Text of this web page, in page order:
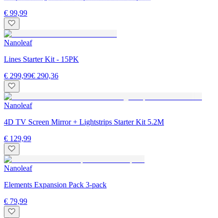
€ 99,99
Nanoleaf
Lines Starter Kit - 15PK
€ 299,99€ 290,36
Nanoleaf
4D TV Screen Mirror + Lightstrips Starter Kit 5.2M
€ 129,99
Nanoleaf
Elements Expansion Pack 3-pack
€ 79,99